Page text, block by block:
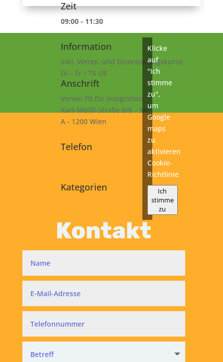
Zeit
09:00 - 11:30
Information
inkl. Werte- und Orientierungskurse.
Di – Fr / 75 UE
Anschrift
Verein Fit für Integration
Karl-Meißl-Straße 6/6 - 9A
A - 1200 Wien
Telefon
Kategorien
Klicke
auf
"Ich
stimme
zu",
um
Google
maps
zu
aktivieren
Cookie-
Richtlinie
Ich
stimme
zu
Kontakt